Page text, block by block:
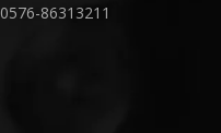
0576-86313211